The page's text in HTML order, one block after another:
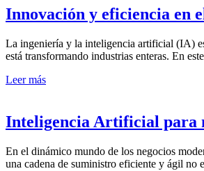
Innovación y eficiencia en
La ingeniería y la inteligencia artificial (IA)
está transformando industrias enteras. En
Leer más
Inteligencia Artificial para
En el dinámico mundo de los negocios
una cadena de suministro eficiente y ágil no